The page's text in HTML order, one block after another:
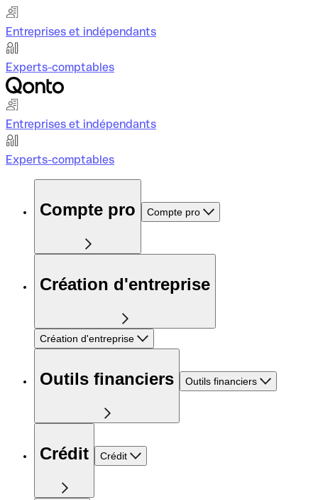
Entreprises et indépendants
Experts-comptables
Entreprises et indépendants
Experts-comptables
Compte pro Compte pro
Création d'entreprise
Création d'entreprise
Outils financiers Outils financiers
Crédit Crédit